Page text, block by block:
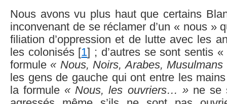
Nous avons vu plus haut que certains
inconvenant de se réclamer d’un « nous »
filiation d’oppression et de lutte avec les
les colonisés [1] ; d’autres se sont sentis
formule « Nous, Noirs, Arabes,
les gens de gauche qui ont entre les
la formule « Nous, les ouvriers… »ne se